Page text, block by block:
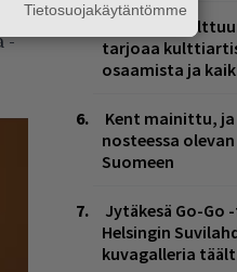
-
Helsingin
tarjoaa
osaamista ja
Kent mainittu, ja
nosteessa
Suomeen
Jytäkesä Go-
Helsingin
kuvagalleria
Tietosuojakäytäntömme